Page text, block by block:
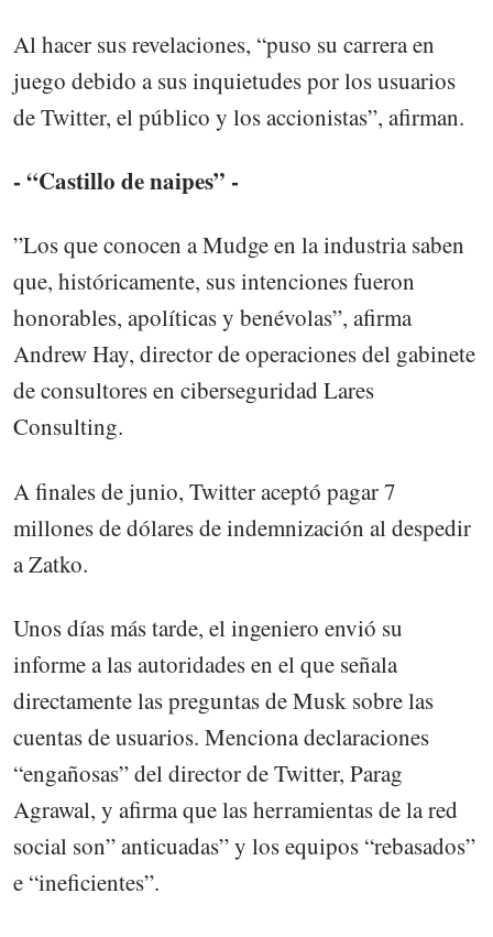
Al hacer sus revelaciones, “puso su carrera en
juego debido a sus inquietudes por los usuarios
de Twitter, el público y los accionistas”, afirman.
- “Castillo de naipes” -
”Los que conocen a Mudge en la industria saben
que, históricamente, sus intenciones fueron
honorables, apolíticas y benévolas”, afirma
Andrew Hay, director de operaciones del gabinete
de consultores en ciberseguridad Lares
Consulting.
A finales de junio, Twitter aceptó pagar 7
millones de dólares de indemnización al despedir
a Zatko.
Unos días más tarde, el ingeniero envió su
informe a las autoridades en el que señala
directamente las preguntas de Musk sobre las
cuentas de usuarios. Menciona declaraciones
“engañosas” del director de Twitter, Parag
Agrawal, y afirma que las herramientas de la red
social son” anticuadas” y los equipos “rebasados”
e “ineficientes”.